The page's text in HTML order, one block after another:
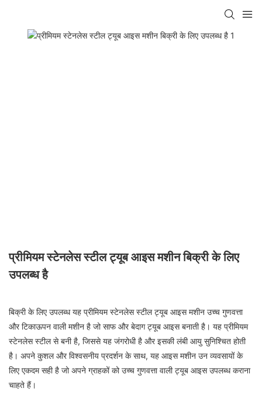
प्रीमियम स्टेनलेस स्टील ट्यूब आइस मशीन बिक्री के लिए
उपलब्ध है
बिक्री के लिए उपलब्ध यह प्रीमियम स्टेनलेस स्टील ट्यूब आइस मशीन उच्च गुणवत्ता
और टिकाऊपन वाली मशीन है जो साफ और बेदाग ट्यूब आइस बनाती है। यह प्रीमियम
स्टेनलेस स्टील से बनी है, जिससे यह जंगरोधी है और इसकी लंबी आयु सुनिश्चित होती
है। अपने कुशल और विश्वसनीय प्रदर्शन के साथ, यह आइस मशीन उन व्यवसायों के
लिए एकदम सही है जो अपने ग्राहकों को उच्च गुणवत्ता वाली ट्यूब आइस उपलब्ध कराना
चाहते हैं।